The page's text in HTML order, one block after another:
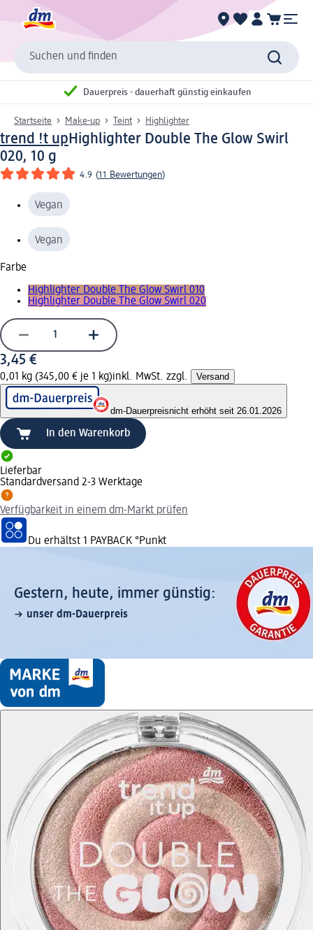
Suchen und finden
Dauerpreis - dauerhaft günstig einkaufen
Startseite Make-up Teint Highlighter
trend !t up Highlighter Double The Glow Swirl
020, 10 g
4.9 (11 Bewertungen)
Vegan
Vegan
Farbe
Highlighter Double The Glow Swirl 010
Highlighter Double The Glow Swirl 020
3,45 €
0,01 kg (345,00 € je 1 kg)inkl. MwSt. zzgl. Versand
dm-Dauerpreisnicht erhöht seit 26.01.2026
In den Warenkorb
Lieferbar
Standardversand 2-3 Werktage
Verfügbarkeit in einem dm-Markt prüfen
Du erhältst 1 PAYBACK °Punkt
Gestern, heute, immer günstig:
unser dm-Dauerpreis